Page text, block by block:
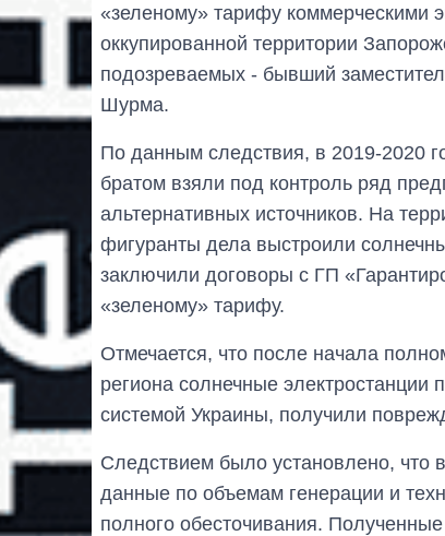
«зеленому» тарифу коммерческими
оккупированной территории
подозреваемых - бывший
Шурма.
По данным следствия, в 2019-2020
братом взяли под контроль ряд
альтернативных источников. На
фигуранты дела выстроили
заключили договоры с ГП
«зеленому» тарифу.
Отмечается, что после начала
региона солнечные электростанции
системой Украины, получили
Следствием было установлено, что
данные по объемам генерации и
полного обесточивания.